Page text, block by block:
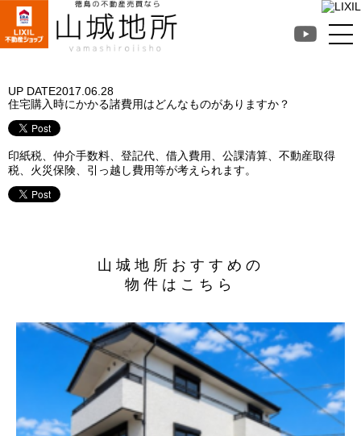
UP DATE2017.06.28
住宅購入時にかかる諸費用はどんなものがありますか？
印紙税、仲介手数料、登記代、借入費用、公課清算、不動産取得
税、火災保険、引っ越し費用等が考えられます。
山城地所おすすめの
物件はこちら